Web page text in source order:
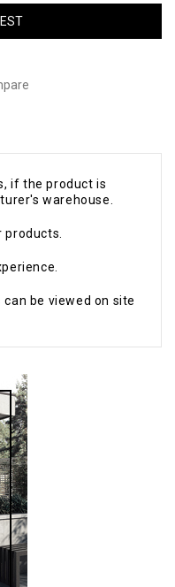
if the product is
warehouse.
be viewed on site